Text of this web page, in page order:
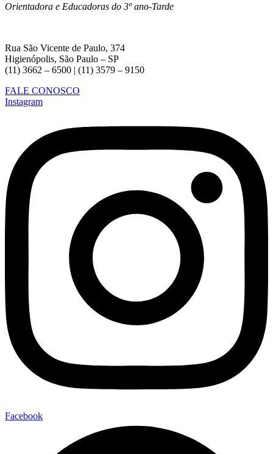
Orientadora e Educadoras do 3º ano-Tarde
Rua São Vicente de Paulo, 374
Higienópolis, São Paulo – SP
(11) 3662 – 6500 | (11) 3579 – 9150
FALE CONOSCO
Instagram
Facebook